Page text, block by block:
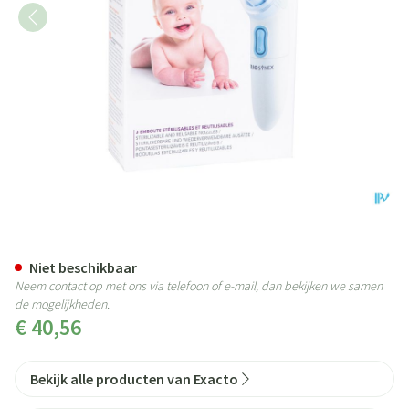
€ 40,56
Niet beschikbaar
Neem contact op met ons via telefoon of e-mail, dan bekijken we samen
de mogelijkheden.
Bekijk alle producten van Exacto